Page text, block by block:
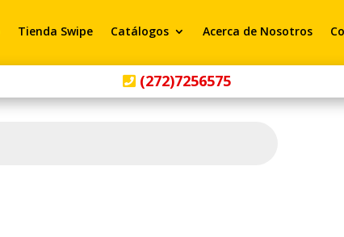
Tienda Swipe Catálogos Acerca de Nosotros
(272)7256575